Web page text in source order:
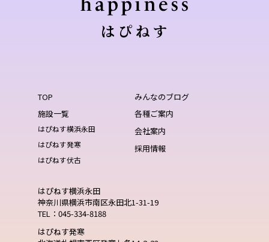
TOP
みんなのブログ
施設一覧
はぴねす横浜永田
はぴねす発寒
はぴねす伏古
各種ご案内
会社案内
採用情報
はぴねす横浜永田
神奈川県横浜市南区永田北1-31-19
TEL：045-334-8188
はぴねす発寒